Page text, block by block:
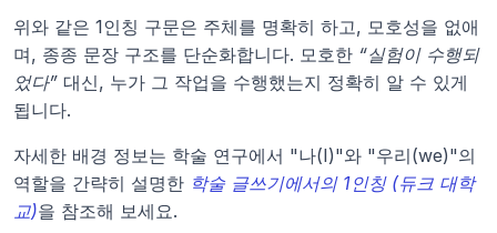
위와 같은 1인칭 구문은 주체를 명확히 하고, 모호성을 없애
며, 종종 문장 구조를 단순화합니다. 모호한 “실험이 수행되
었다” 대신, 누가 그 작업을 수행했는지 정확히 알 수 있게
됩니다.
자세한 배경 정보는 학술 연구에서 "나(I)"와 "우리(we)"의
역할을 간략히 설명한 학술 글쓰기에서의 1인칭 (듀크 대학
교)을 참조해 보세요.